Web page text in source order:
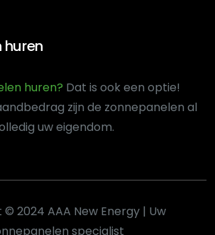
huren
huren? Dat is ook een optie!
zijn de zonnepanelen al
uw eigendom.
2024 AAA New Energy | Uw
specialist